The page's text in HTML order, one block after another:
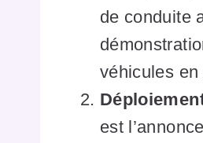
de conduite
véhicules
est